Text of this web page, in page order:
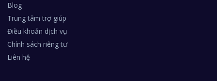
Blog
Trung tâm trợ giúp
Điều khoản dịch vụ
Chính sách riêng tư
Liên hệ